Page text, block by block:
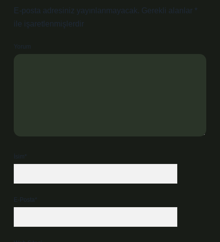
E-posta adresiniz yayınlanmayacak. Gerekli alanlar *
ile işaretlenmişlerdir
Yorum
İsim*
E-Posta*